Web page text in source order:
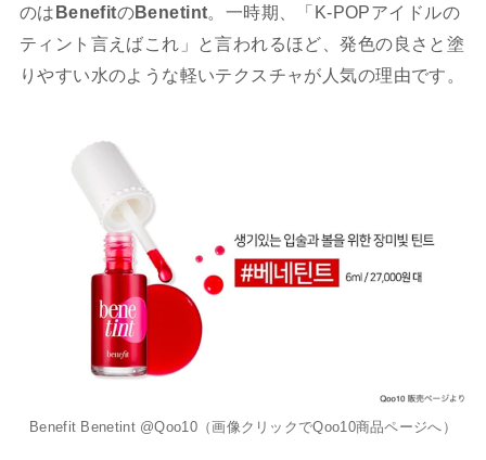
のはBenefitのBenetint 。一時期、「K-POPアイドルの
ティント言えばこれ」と言われるほど、発色の良さと塗
りやすい水のような軽いテクスチャが人気の理由です。
Benefit Benetint @Qoo10（画像クリックでQoo10商品ページへ）